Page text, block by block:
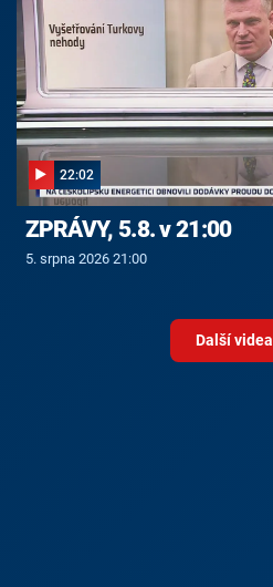
22:02
ZPRÁVY, 5.8. v 21:00
5. srpna 2026 21:00
Další videa